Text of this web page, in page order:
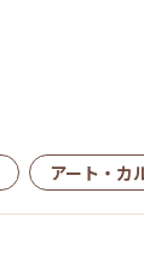
アート・カ